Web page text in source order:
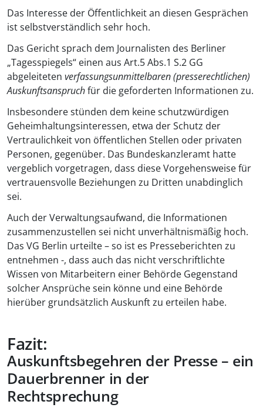
Das Interesse der Öffentlichkeit an diesen Gesprächen
ist selbstverständlich sehr hoch.
Das Gericht sprach dem Journalisten des Berliner
„Tagesspiegels“ einen aus Art.5 Abs.1 S.2 GG
abgeleiteten verfassungsunmittelbaren (presserechtlichen)
Auskunftsanspruchfür die geforderten Informationen zu.
Insbesondere stünden dem keine schutzwürdigen
Geheimhaltungsinteressen, etwa der Schutz der
Vertraulichkeit von öffentlichen Stellen oder privaten
Personen, gegenüber. Das Bundeskanzleramt hatte
vergeblich vorgetragen, dass diese Vorgehensweise für
vertrauensvolle Beziehungen zu Dritten unabdinglich
sei.
Auch der Verwaltungsaufwand, die Informationen
zusammenzustellen sei nicht unverhältnismäßig hoch.
Das VG Berlin urteilte – so ist es Presseberichten zu
entnehmen -, dass auch das nicht verschriftlichte
Wissen von Mitarbeitern einer Behörde Gegenstand
solcher Ansprüche sein könne und eine Behörde
hierüber grundsätzlich Auskunft zu erteilen habe.
Fazit:
Auskunftsbegehren der Presse – ein
Dauerbrenner in der
Rechtsprechung